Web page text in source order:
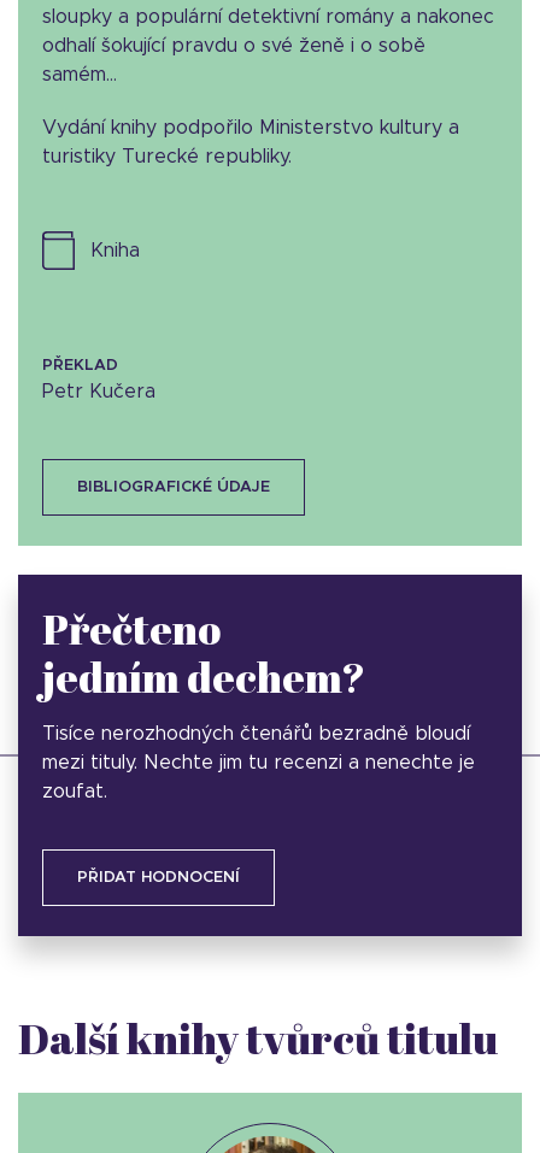
sloupky a populární detektivní romány a nakonec
odhalí šokující pravdu o své ženě i o sobě
samém…
Vydání knihy podpořilo Ministerstvo kultury a
turistiky Turecké republiky.
kniha
PŘEKLAD
Petr Kučera
BIBLIOGRAFICKÉ ÚDAJE
Přečteno
jedním dechem?
Tisíce nerozhodných čtenářů bezradně bloudí
mezi tituly. Nechte jim tu recenzi a nenechte je
zoufat.
PŘIDAT HODNOCENÍ
Další knihy tvůrců titulu